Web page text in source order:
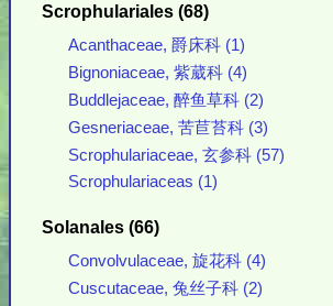
Scrophulariales (68)
Acanthaceae, 爵床科 (1)
Bignoniaceae, 紫葳科 (4)
Buddlejaceae, 醉鱼草科 (2)
Gesneriaceae, 苦苣苔科 (3)
Scrophulariaceae, 玄参科 (57)
Scrophulariaceas (1)
Solanales (66)
Convolvulaceae, 旋花科 (4)
Cuscutaceae, 兔丝子科 (2)